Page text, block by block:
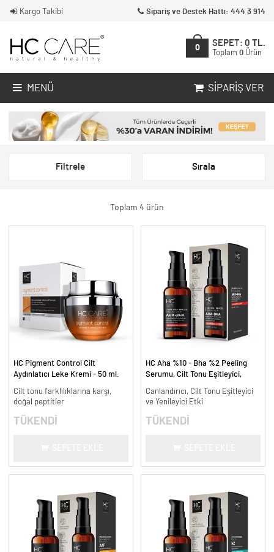
Kargo Takibi Sipariş ve Destek Hattı: 444 3 914
0
SEPET: 0 TL.
Toplam 0 Ürün
MENÜ SIPARIŞ VER
Filtrele Sırala
Toplam 4 ürün
HC Pigment Control Cilt
Aydınlatıcı Leke Kremi - 50 ml.
Cilt tonu farklılıklarına karşı,
doğal peptitler
TÜKENDİ
HC Aha %10 - Bha %2 Peeling
Serumu, Cilt Tonu Eşitleyici,
Canlandırıcı, Cilt Tonu Eşitleyici
ve Yenileyici Etki
TÜKENDİ